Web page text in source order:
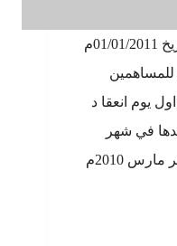
إشارة للإعلان على موقع تداول بتاريخ 01/01/2011م
للمساهمين
يوم انعقا د
في شهر
مارس 2011م وليس عقدها في شهر مارس 2010م